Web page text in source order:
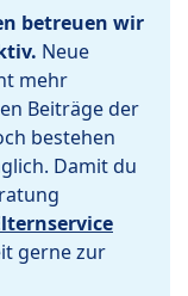
betreuen wir
Neue
mehr
Beiträge der
bestehen
Damit du
gerne zur